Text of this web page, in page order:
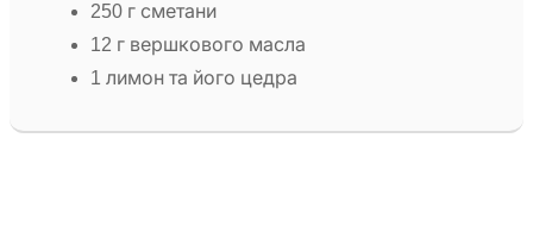
250 г сметани
12 г вершкового масла
1 лимон та його цедра